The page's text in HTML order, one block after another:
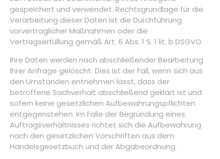
gespeichert und verwendet. Rechtsgrundlage für die
Verarbeitung dieser Daten ist die Durchführung
vorvertraglicher Maßnahmen oder die
Vertragserfüllung gemäß Art. 6 Abs. 1 S. 1 lit. b DSGVO.
Ihre Daten werden nach abschließender Bearbeitung
Ihrer Anfrage gelöscht. Dies ist der Fall, wenn sich aus
den Umständen entnehmen lässt, dass der
betroffene Sachverhalt abschließend geklärt ist und
sofern keine gesetzlichen Aufbewahrungspflichten
entgegenstehen. Im Falle der Begründung eines
Auftragsverhältnisses richtet sich die Aufbewahrung
nach den gesetzlichen Vorschriften aus dem
Handelsgesetzbuch und der Abgabeordnung.